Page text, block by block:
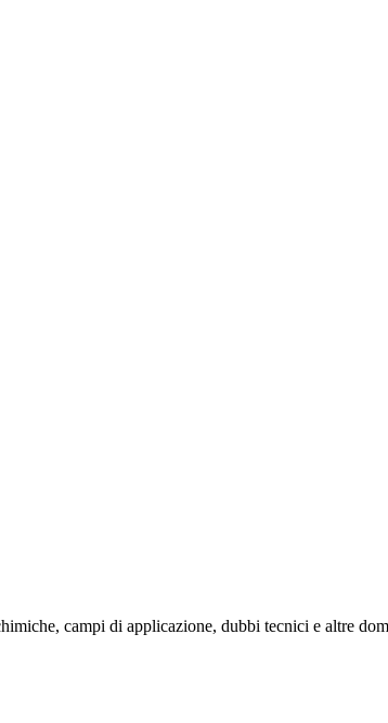
campi di applicazione, dubbi tecnici e altre